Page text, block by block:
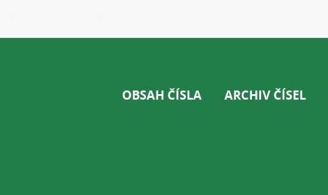
OBSAH ČÍSLA ARCHIV ČÍSEL